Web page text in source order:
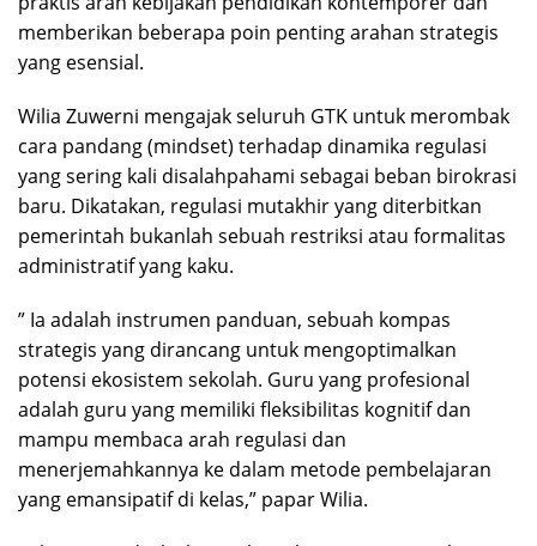
memberikan beberapa poin penting arahan strategis
yang esensial.
​Wilia Zuwerni mengajak seluruh GTK untuk merombak
cara pandang (mindset) terhadap dinamika regulasi
yang sering kali disalahpahami sebagai beban birokrasi
baru. Dikatakan, regulasi mutakhir yang diterbitkan
pemerintah bukanlah sebuah restriksi atau formalitas
administratif yang kaku.
” Ia adalah instrumen panduan, sebuah kompas
strategis yang dirancang untuk mengoptimalkan
potensi ekosistem sekolah. Guru yang profesional
adalah guru yang memiliki fleksibilitas kognitif dan
mampu membaca arah regulasi dan
menerjemahkannya ke dalam metode pembelajaran
yang emansipatif di kelas,” papar Wilia.